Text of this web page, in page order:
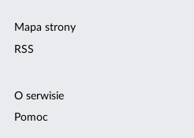
Mapa strony
RSS
O serwisie
Pomoc